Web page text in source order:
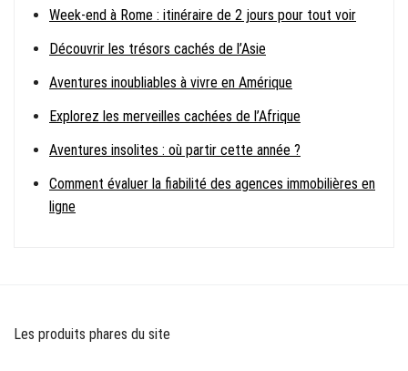
Week-end à Rome : itinéraire de 2 jours pour tout voir
Découvrir les trésors cachés de l’Asie
Aventures inoubliables à vivre en Amérique
Explorez les merveilles cachées de l’Afrique
Aventures insolites : où partir cette année ?
Comment évaluer la fiabilité des agences immobilières en
ligne
Les produits phares du site